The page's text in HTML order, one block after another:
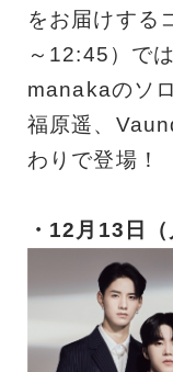
をお届けする
～12:45）で
manakaのソ
福原遥、
わりで登場！
・12月13日